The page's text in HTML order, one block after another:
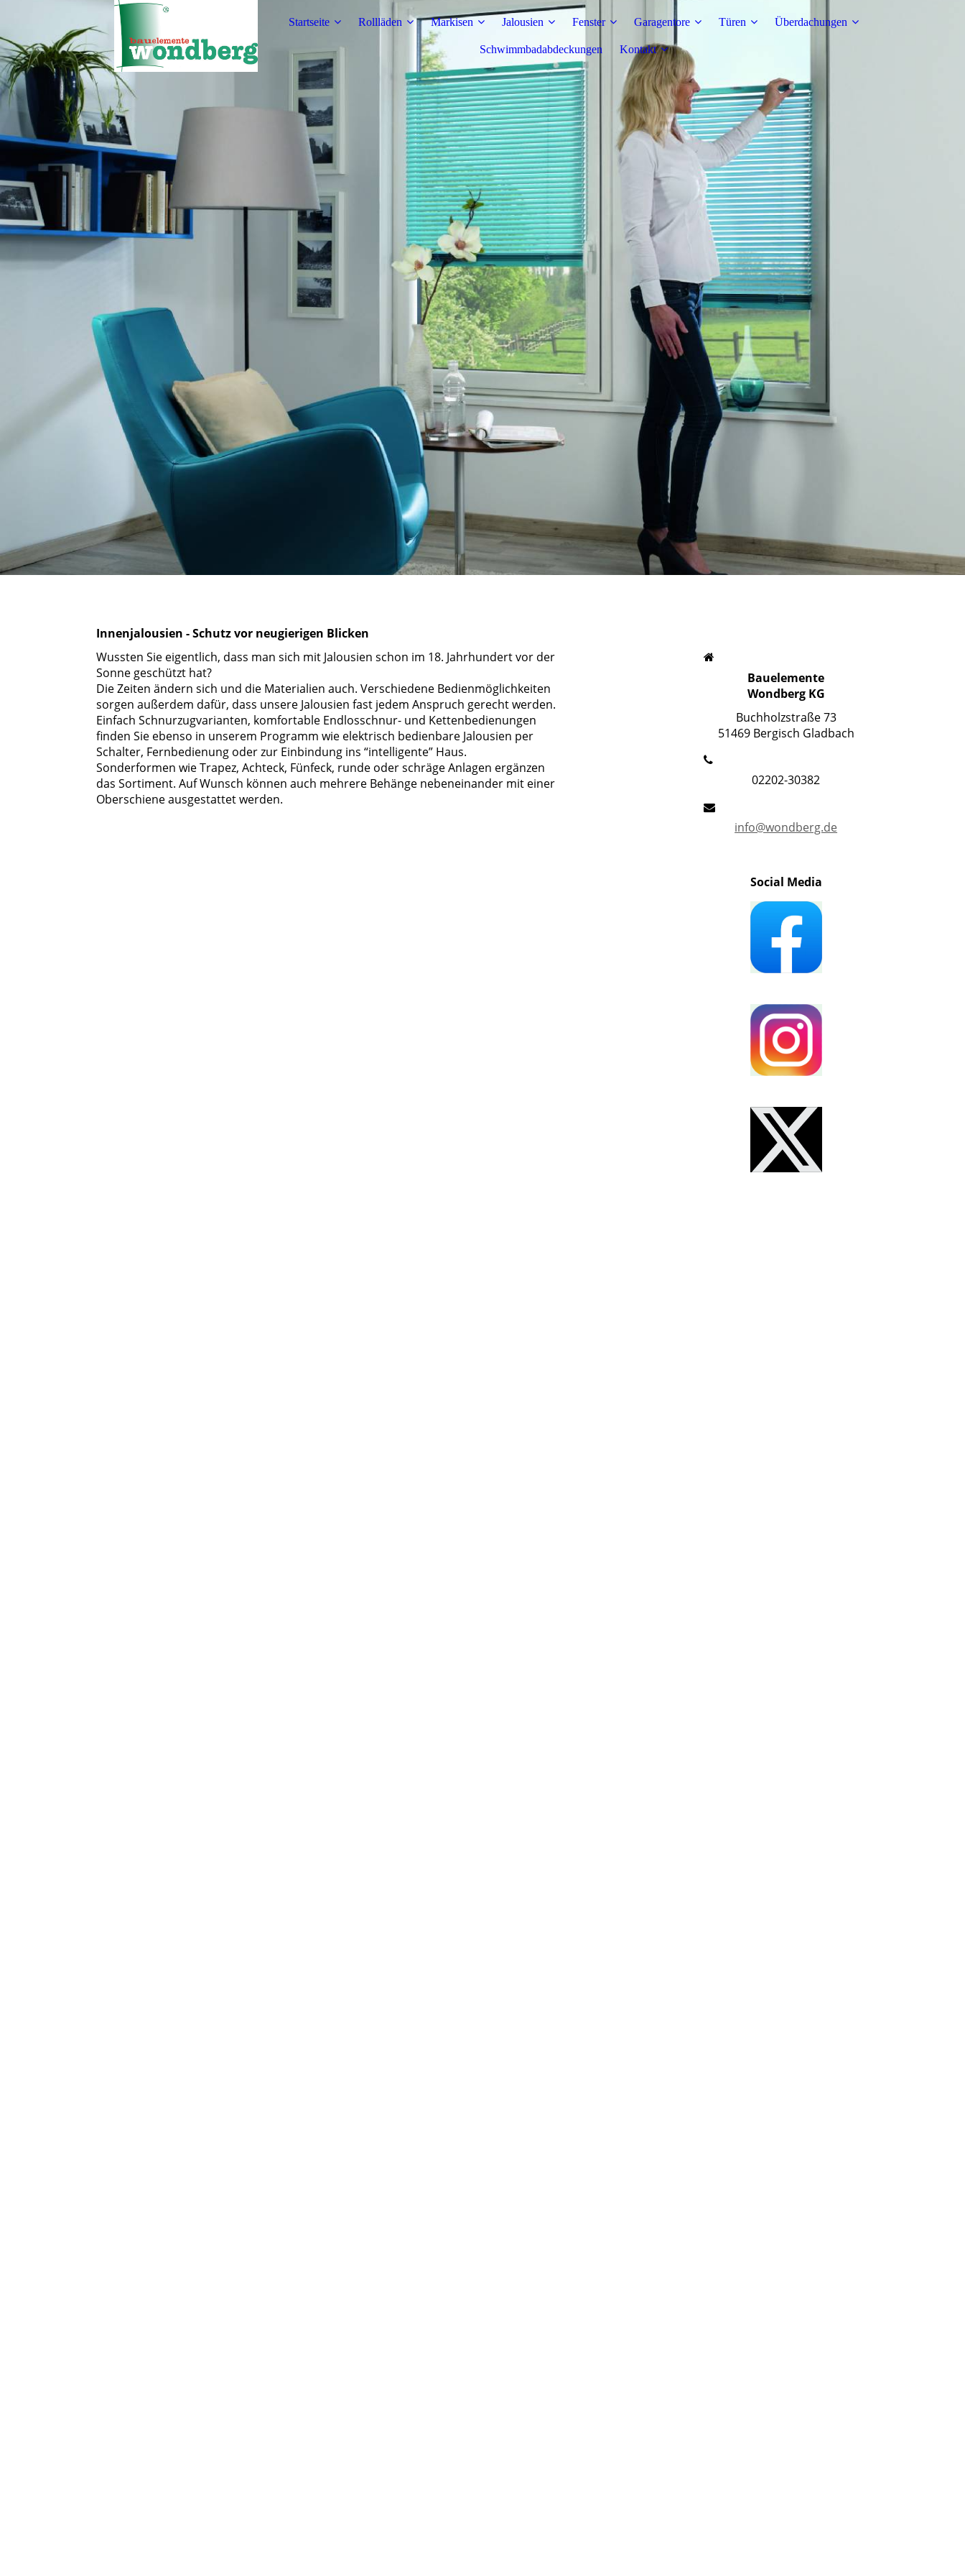
Startseite Rollläden Markisen Jalousien Fenster Garagentore Türen Überdachungen
Schwimmbadabdeckungen Kontakt
Innenjalousien - Schutz vor neugierigen Blicken
Wussten Sie eigentlich, dass man sich mit Jalousien schon im 18. Jahrhundert vor der
Sonne geschützt hat?
Die Zeiten ändern sich und die Materialien auch. Verschiedene Bedienmöglichkeiten
sorgen außerdem dafür, dass unsere Jalousien fast jedem Anspruch gerecht werden.
Einfach Schnurzugvarianten, komfortable Endlosschnur- und Kettenbedienungen
finden Sie ebenso in unserem Programm wie elektrisch bedienbare Jalousien per
Schalter, Fernbedienung oder zur Einbindung ins “intelligente” Haus.
Sonderformen wie Trapez, Achteck, Fünfeck, runde oder schräge Anlagen ergänzen
das Sortiment. Auf Wunsch können auch mehrere Behänge nebeneinander mit einer
Oberschiene ausgestattet werden.
Bauelemente
Wondberg KG
Buchholzstraße 73
51469 Bergisch Gladbach
02202-30382
info@wondberg.de
Social Media